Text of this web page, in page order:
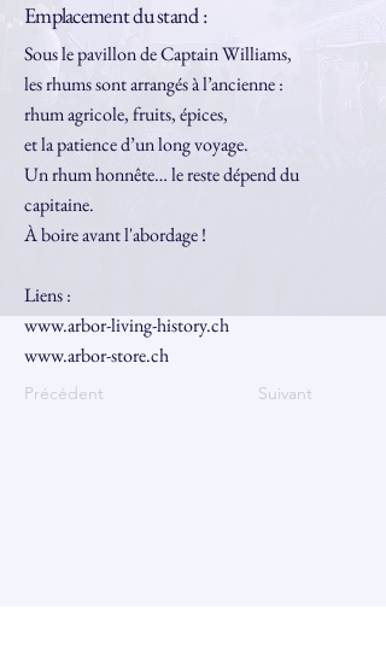
Emplacement du stand :
Sous le pavillon de Captain Williams,
les rhums sont arrangés à l’ancienne :
rhum agricole, fruits, épices,
et la patience d’un long voyage.
Un rhum honnête… le reste dépend du
capitaine.
À boire avant l'abordage !
Liens :
www.arbor-living-history.ch
www.arbor-store.ch
Précédent Suivant